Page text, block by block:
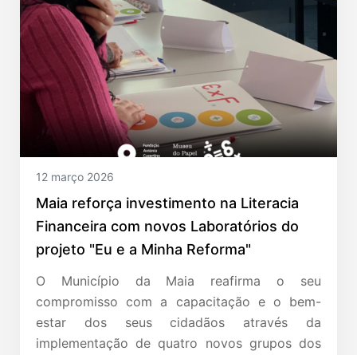
12 março 2026
Maia reforça investimento na Literacia
Financeira com novos Laboratórios do
projeto "Eu e a Minha Reforma"
O Município da Maia reafirma o seu
compromisso com a capacitação e o bem-
estar dos seus cidadãos através da
implementação de quatro novos grupos dos